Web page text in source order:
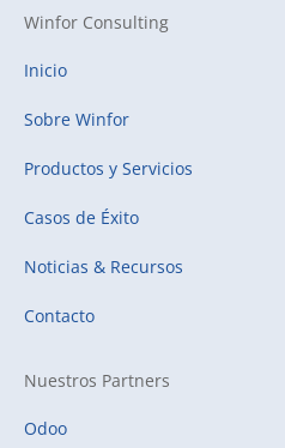
Winfor Consulting
Inicio
Sobre Winfor
Productos y Servicios
Casos de Éxito
Noticias & Recursos
Contacto
Nuestros Partners
Odoo